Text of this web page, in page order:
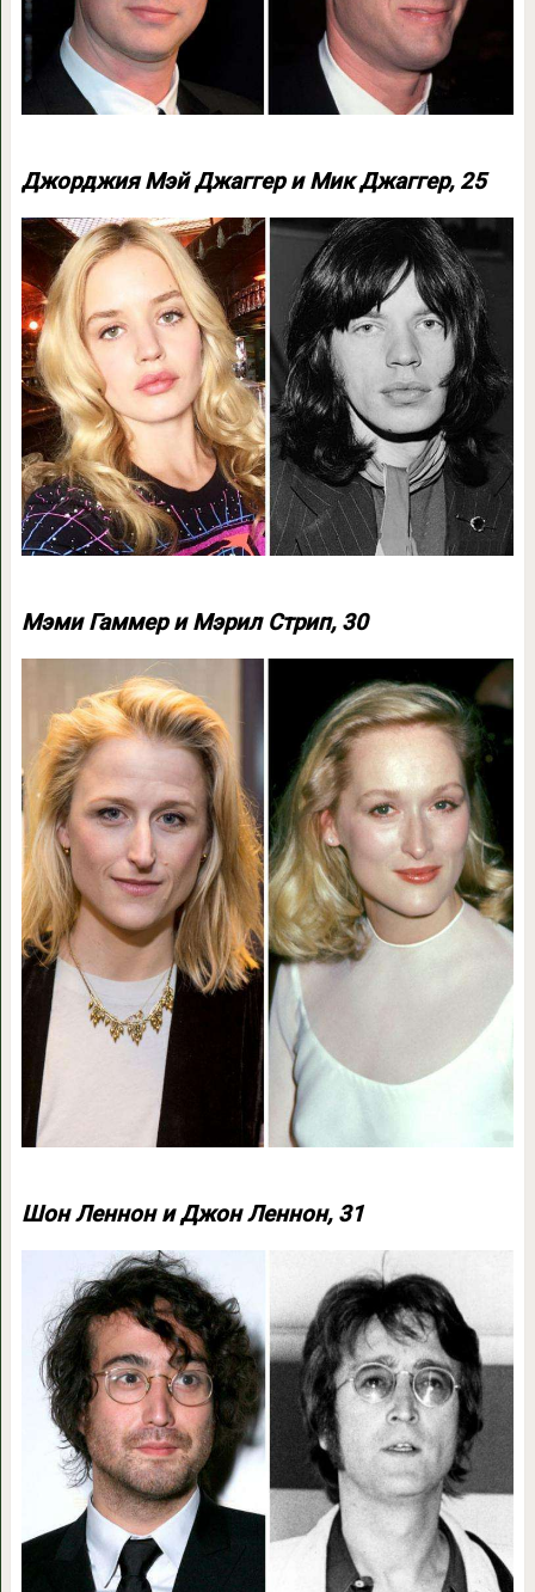
Джорджия Мэй Джаггер и Мик Джаггер, 25
Мэми Гаммер и Мэрил Стрип, 30
Шон Леннон и Джон Леннон, 31